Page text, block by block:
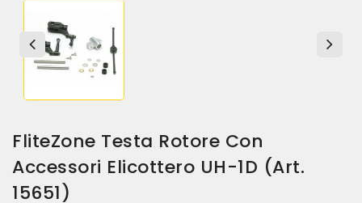
FliteZone Testa Rotore Con
Accessori Elicottero UH-1D (art.
15651)